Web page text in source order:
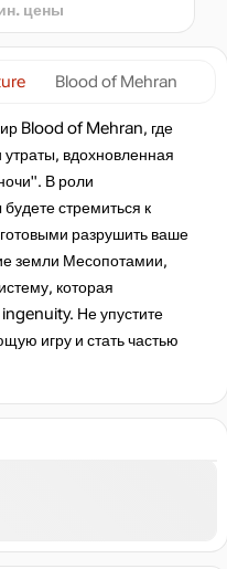
Blood of Mehran
Blood of Mehran, где
вдохновленная
В роли
стремиться к
разрушить ваше
земли Месопотамии,
которая
ingenuity. Не упустите
игру и стать частью
2452
нет в наличии
цены